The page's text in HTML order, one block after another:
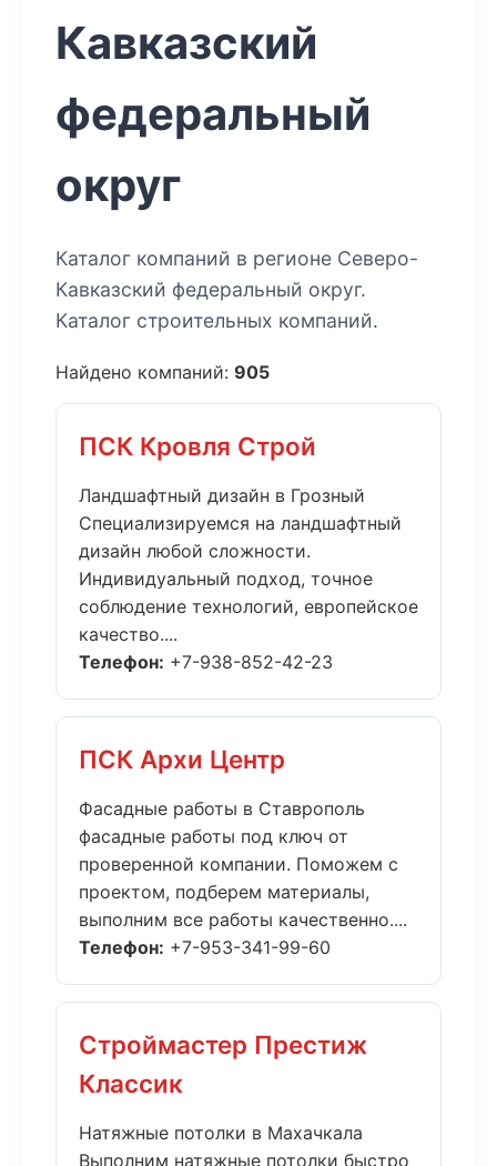
Кавказский
федеральный
округ
Каталог компаний в регионе Северо-
Кавказский федеральный округ.
Каталог строительных компаний.
Найдено компаний: 905
ПСК Кровля Строй
Ландшафтный дизайн в Грозный
Специализируемся на ландшафтный
дизайн любой сложности.
Индивидуальный подход, точное
соблюдение технологий, европейское
качество....
Телефон: +7-938-852-42-23
ПСК Архи Центр
Фасадные работы в Ставрополь
фасадные работы под ключ от
проверенной компании. Поможем с
проектом, подберем материалы,
выполним все работы качественно....
Телефон: +7-953-341-99-60
Строймастер Престиж
Классик
Натяжные потолки в Махачкала
Выполним натяжные потолки быстро